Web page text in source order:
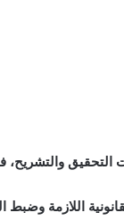
والتشريح،
اللازمة